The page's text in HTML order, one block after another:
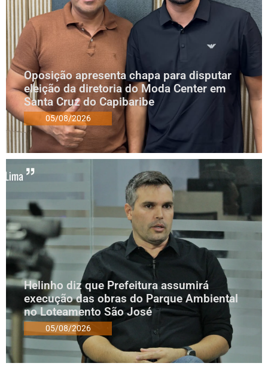
Oposição apresenta chapa para disputar
eleição da diretoria do Moda Center em
Santa Cruz do Capibaribe
05/08/2026
Helinho diz que Prefeitura assumirá
execução das obras do Parque Ambiental
no Loteamento São José
05/08/2026